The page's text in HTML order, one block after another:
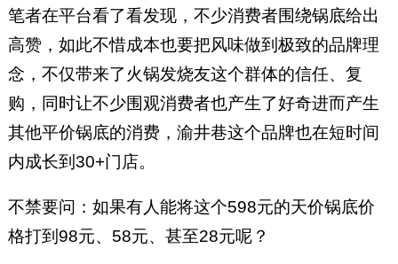
笔者在平台看了看发现，不少消费者围绕锅底给出
高赞，如此不惜成本也要把风味做到极致的品牌理
念，不仅带来了火锅发烧友这个群体的信任、复
购，同时让不少围观消费者也产生了好奇进而产生
其他平价锅底的消费，渝井巷这个品牌也在短时间
内成长到30+门店。
不禁要问：如果有人能将这个598元的天价锅底价
格打到98元、58元、甚至28元呢？